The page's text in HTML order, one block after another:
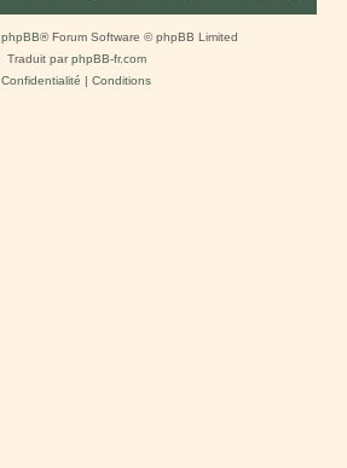
phpBB® Forum Software © phpBB Limited
Traduit parphpBB-fr.com
Confidentialité | Conditions